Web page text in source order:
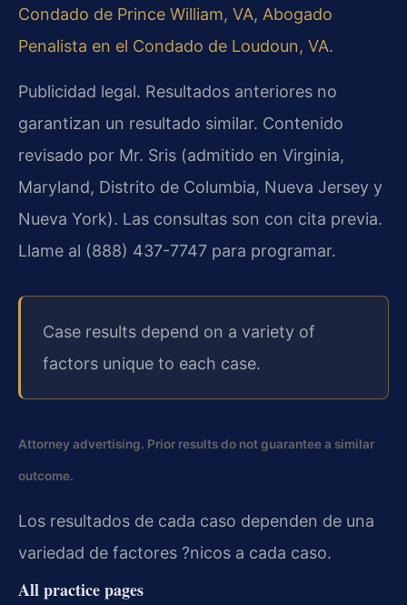
Condado de Prince William, VA, Abogado
Penalista en el Condado de Loudoun, VA.
Publicidad legal. Resultados anteriores no
garantizan un resultado similar. Contenido
revisado por Mr. Sris (admitido en Virginia,
Maryland, Distrito de Columbia, Nueva Jersey y
Nueva York). Las consultas son con cita previa.
Llame al (888) 437-7747 para programar.
Case results depend on a variety of
factors unique to each case.
Attorney advertising. Prior results do not guarantee a similar
outcome.
Los resultados de cada caso dependen de una
variedad de factores ?nicos a cada caso.
All practice pages